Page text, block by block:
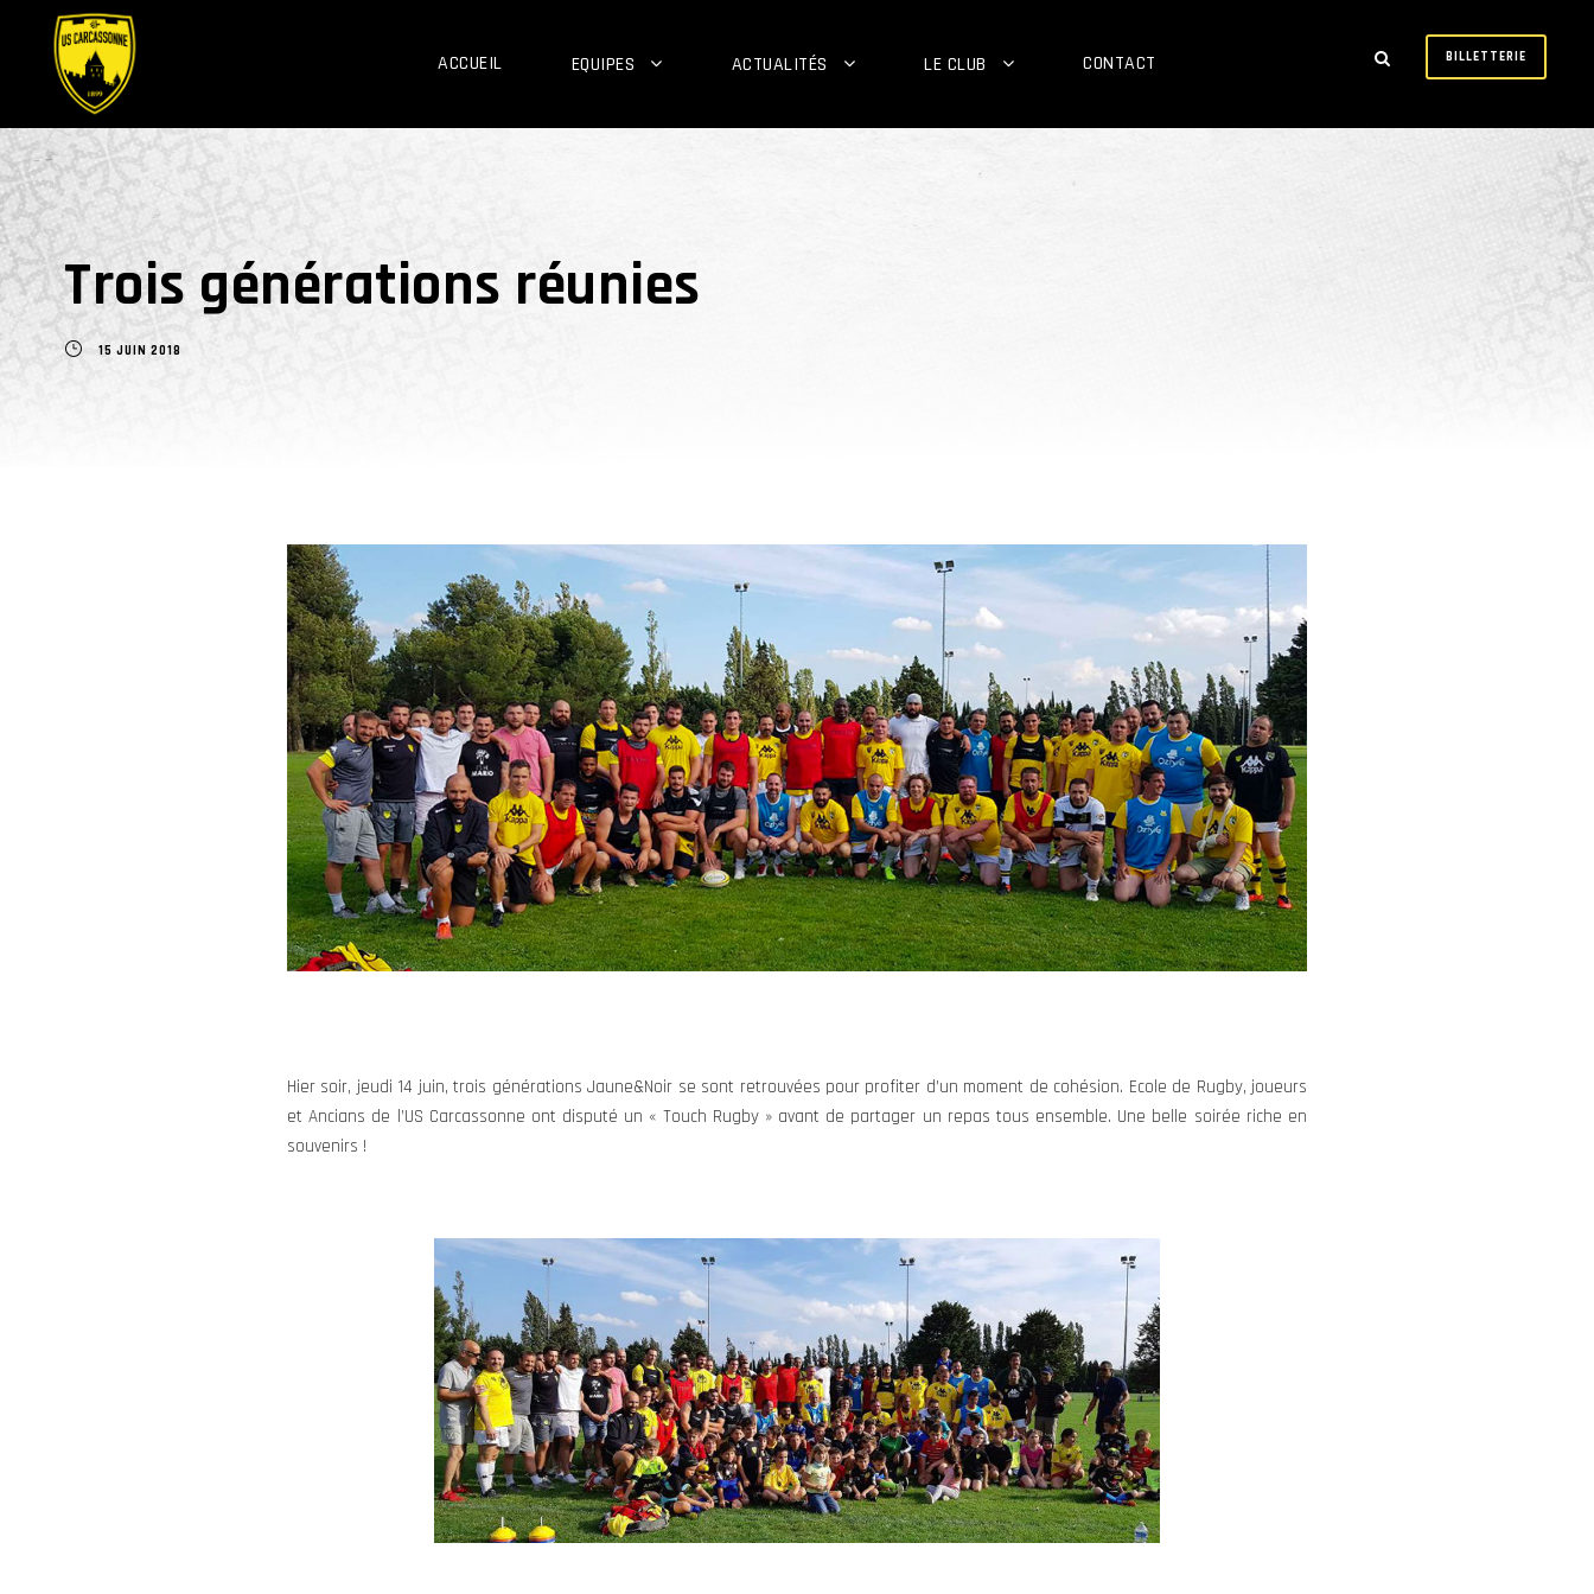
ACCUEIL EQUIPES ACTUALITÉS LE CLUB CONTACT BILLETTERIE
Trois générations réunies
15 JUIN 2018
Hier soir, jeudi 14 juin, trois générations Jaune&Noir se sont retrouvées pour profiter d’un moment de cohésion. Ecole de Rugby, joueurs
et Ancians de l’US Carcassonne ont disputé un « Touch Rugby » avant de partager un repas tous ensemble. Une belle soirée riche en
souvenirs !